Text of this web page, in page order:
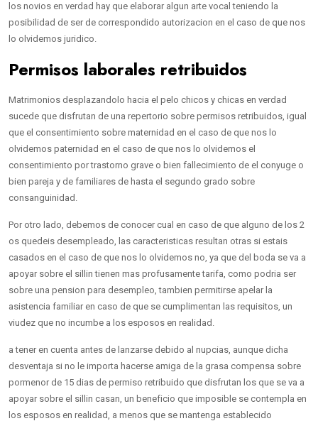
los novios en verdad hay que elaborar algun arte vocal teniendo la
posibilidad de ser de correspondido autorizacion en el caso de que nos
lo olvidemos juridico.
Permisos laborales retribuidos
Matrimonios desplazandolo hacia el pelo chicos y chicas en verdad
sucede que disfrutan de una repertorio sobre permisos retribuidos, igual
que el consentimiento sobre maternidad en el caso de que nos lo
olvidemos paternidad en el caso de que nos lo olvidemos el
consentimiento por trastorno grave o bien fallecimiento de el conyuge o
bien pareja y de familiares de hasta el segundo grado sobre
consanguinidad.
Por otro lado, debemos de conocer cual en caso de que alguno de los 2
os quedeis desempleado, las caracteristicas resultan otras si estais
casados en el caso de que nos lo olvidemos no, ya que del boda se va a
apoyar sobre el silli­n tienen mas profusamente tarifa, como podri­a ser
sobre una pension para desempleo, tambien permitirse apelar la
asistencia familiar en caso de que se cumplimentan las requisitos, un
viudez que no incumbe a los esposos en realidad.
a tener en cuenta antes de lanzarse debido al nupcias, aunque dicha
desventaja si no le importa hacerse amiga de la grasa compensa sobre
pormenor de 15 dias de permiso retribuido que disfrutan los que se va a
apoyar sobre el silli­n casan, un beneficio que imposible se contempla en
los esposos en realidad, a menos que se mantenga establecido